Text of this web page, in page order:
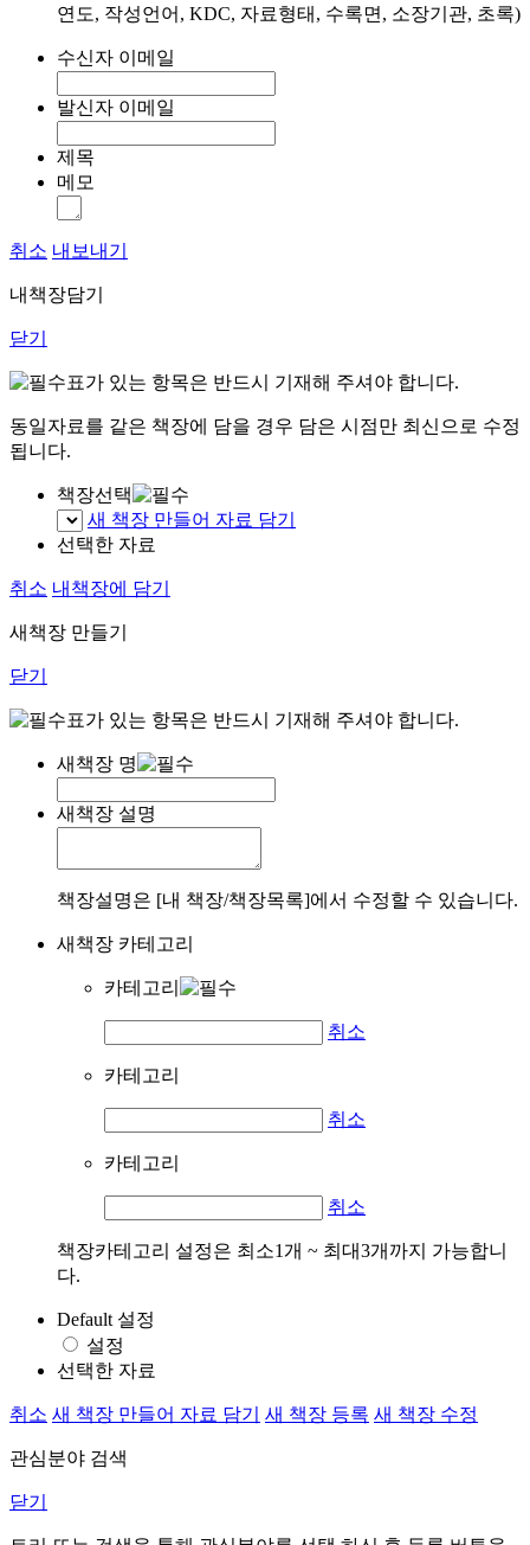
연도, 작성언어, KDC, 자료형태, 수록면, 소장기관, 초록)
수신자 이메일
발신자 이메일
제목
메모
취소 내보내기
내책장담기
닫기
표가 있는 항목은 반드시 기재해 주셔야 합니다.
동일자료를 같은 책장에 담을 경우 담은 시점만 최신으로 수정
됩니다.
책장선택
새 책장 만들어 자료 담기
선택한 자료
취소 내책장에 담기
새책장 만들기
닫기
표가 있는 항목은 반드시 기재해 주셔야 합니다.
새책장 명
새책장 설명
책장설명은 [내 책장/책장목록]에서 수정할 수 있습니다.
새책장 카테고리
카테고리
취소
카테고리
취소
카테고리
취소
책장카테고리 설정은 최소1개 ~ 최대3개까지 가능합니
다.
Default 설정
설정
선택한 자료
취소 새 책장 만들어 자료 담기 새 책장 등록 새 책장 수정
관심분야 검색
닫기